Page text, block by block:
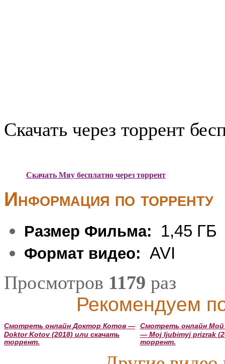
Скачать через торрент
Скачать Мяу бесплатно через торрент
Информация по торренту
Размер Фильма: 1,45 ГБ
Формат видео: AVI
Просмотров 1179 раз
Рекомендуем
Смотреть онлайн Доктор Котов —
Doktor Kotov (2018) или скачать
торрент.
Смотреть онлайн
— Moj ljubimyj prizrak
торрент.